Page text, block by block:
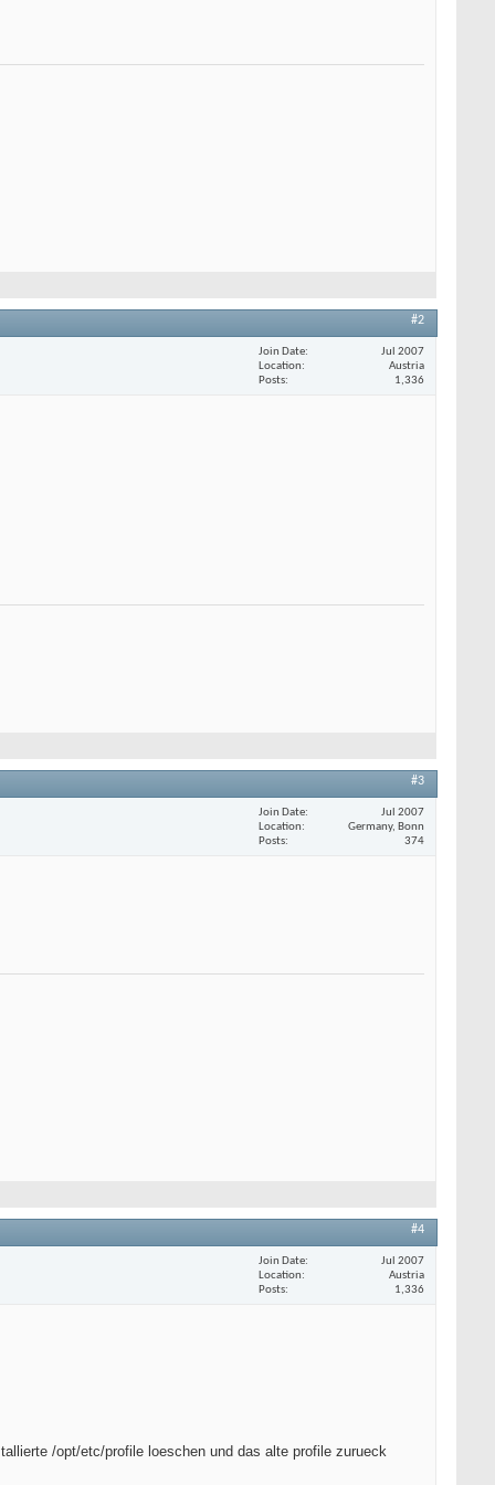
#2
Join Date
Jul 2007
Location
Austria
Posts
1,336
#3
Join Date
Jul 2007
Location
Germany, Bonn
Posts
374
#4
Join Date
Jul 2007
Location
Austria
Posts
1,336
/opt/etc/profile loeschen und das alte profile zurueck